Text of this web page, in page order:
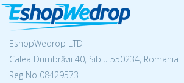
EshopWedrop LTD
Calea Dumbrăvii 40, Sibiu 550234, Romania
Reg No 08429573